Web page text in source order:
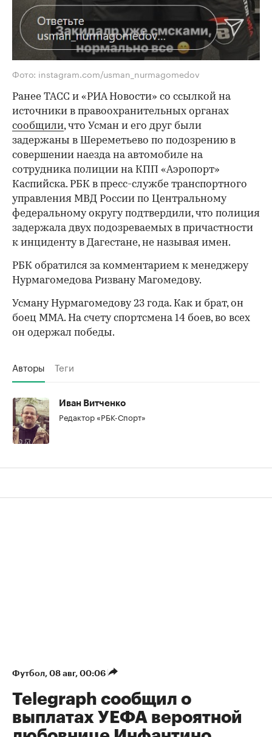
Фото: instagram.com/usman_nurmagomedov
00:00 / 00:00
Ранее ТАСС и «РИА Новости» со ссылкой на
источники в правоохранительных органах
сообщили, что Усман и его друг были
задержаны в Шереметьево по подозрению в
совершении наезда на автомобиле на
сотрудника полиции на КПП «Аэропорт»
Каспийска. РБК в пресс-службе транспортного
управления МВД России по Центральному
федеральному округу подтвердили, что полиция
задержала двух подозреваемых в причастности
к инциденту в Дагестане, не называя имен.
РБК обратился за комментарием к менеджеру
Нурмагомедова Ризвану Магомедову.
Усману Нурмагомедову 23 года. Как и брат, он
боец ММА. На счету спортсмена 14 боев, во всех
он одержал победы.
Авторы Теги
Иван Витченко
Редактор «РБК-Спорт»
Футбол⁠, 08 авг, 00:06
Telegraph сообщил о
выплатах УЕФА вероятной